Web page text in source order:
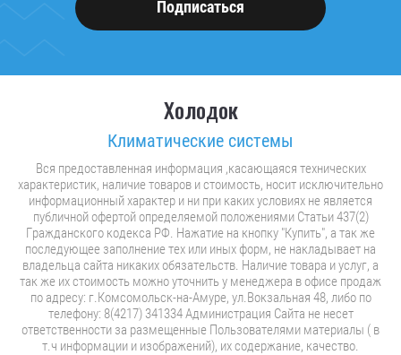
Подписаться
Холодок
Климатические системы
Вся предоставленная информация ,касающаяся технических
характеристик, наличие товаров и стоимость, носит исключительно
информационный характер и ни при каких условиях не является
публичной офертой определяемой положениями Статьи 437(2)
Гражданского кодекса РФ. Нажатие на кнопку "Купить", а так же
последующее заполнение тех или иных форм, не накладывает на
владельца сайта никаких обязательств. Наличие товара и услуг, а
так же их стоимость можно уточнить у менеджера в офисе продаж
по адресу: г.Комсомольск-на-Амуре, ул.Вокзальная 48, либо по
телефону: 8(4217) 341334 Администрация Сайта не несет
ответственности за размещенные Пользователями материалы ( в
т.ч информации и изображений), их содержание, качество.